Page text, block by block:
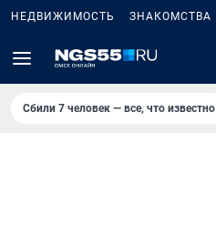
НЕДВИЖИМОСТЬ ЗНАКОМСТВА
Сбили 7 человек — все, что известно